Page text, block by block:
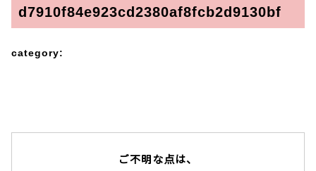
d7910f84e923cd2380af8fcb2d9130bf
category:
ご不明な点は、